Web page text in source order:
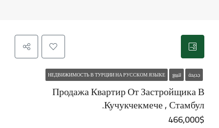
جديدة للبيع НЕДВИЖИМОСТЬ В ТУРЦИИ НА РУССКОМ ЯЗЫКЕ
Продажа Квартир От Застройщика В
Кучукчекмече , Стамбул.
466,000$